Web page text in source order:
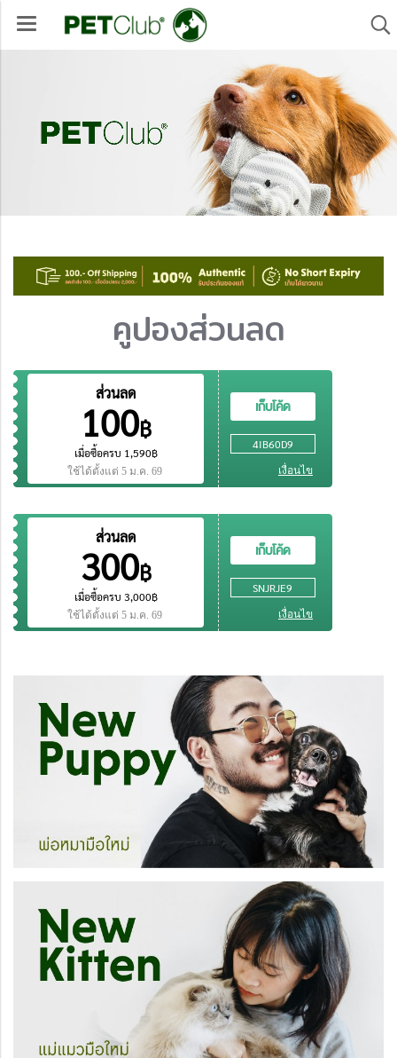
คูปองส่วนลด
ส่วนลด
100฿
เมื่อซื้อครบ 1,590฿
ใช้ได้ตั้งแต่ 5 ม.ค. 69
เก็บโค้ด
4IB60D9
เงื่อนไข
ส่วนลด
300฿
เมื่อซื้อครบ 3,000฿
ใช้ได้ตั้งแต่ 5 ม.ค. 69
เก็บโค้ด
SNJRJE9
เงื่อนไข